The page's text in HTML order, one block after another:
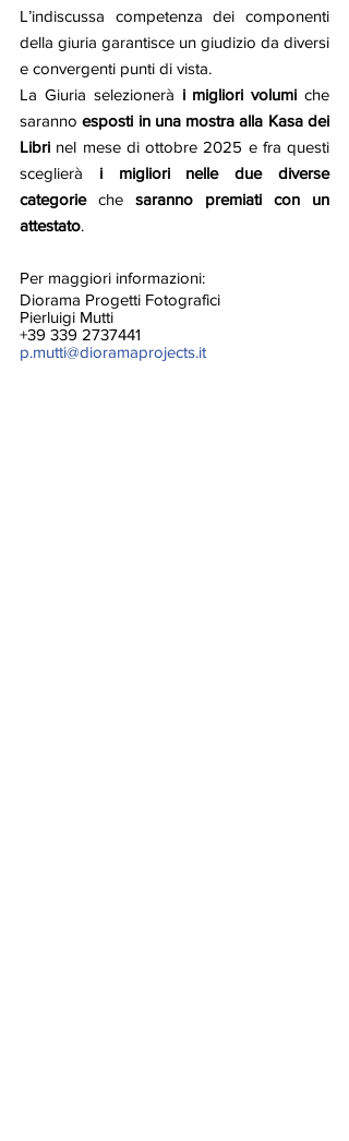
L’indiscussa competenza dei componenti
della giuria garantisce un giudizio da diversi
e convergenti punti di vista.
La Giuria selezionerà i migliori volumi che
saranno esposti in una mostra alla Kasa dei
Libri nel mese di ottobre 2025 e fra questi
sceglierà i migliori nelle due diverse
categorie che saranno premiati con un
attestato.
Per maggiori informazioni:
Diorama Progetti Fotografici
Pierluigi Mutti
+39 339 2737441
p.mutti@dioramaprojects.it